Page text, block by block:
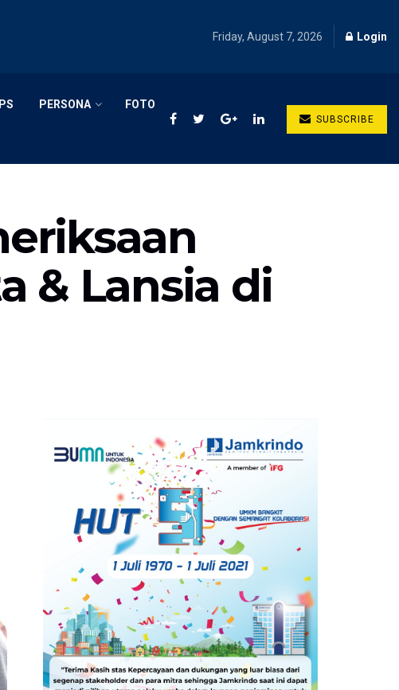
Friday, August 7, 2026 Login
PERSONA FOTO
SUBSCRIBE
& Lansia di